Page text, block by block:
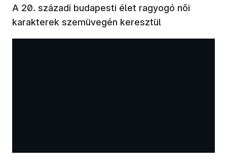
A 20. századi budapesti élet ragyogó női
karakterek szemüvegén keresztül